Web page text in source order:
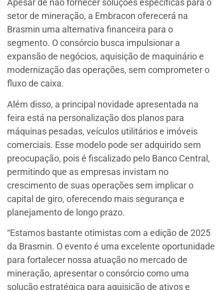
Apesar de não fornecer soluções específicas para o
setor de mineração, a Embracon oferecerá na
Brasmin uma alternativa financeira para o
segmento. O consórcio busca impulsionar a
expansão de negócios, aquisição de maquinário e
modernização das operações, sem comprometer o
fluxo de caixa.
Além disso, a principal novidade apresentada na
feira está na personalização dos planos para
máquinas pesadas, veículos utilitários e imóveis
comerciais. Esse modelo pode ser adquirido sem
preocupação, pois é fiscalizado pelo Banco Central,
permitindo que as empresas invistam no
crescimento de suas operações sem implicar o
capital de giro, oferecendo mais segurança e
planejamento de longo prazo.
“Estamos bastante otimistas com a edição de 2025
da Brasmin. O evento é uma excelente oportunidade
para fortalecer nossa atuação no mercado de
mineração, apresentar o consórcio como uma
solução estratégica para aquisição de ativos e